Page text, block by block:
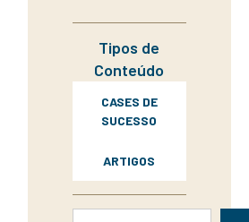
Tipos de
Conteúdo
CASES DE
SUCESSO
ARTIGOS